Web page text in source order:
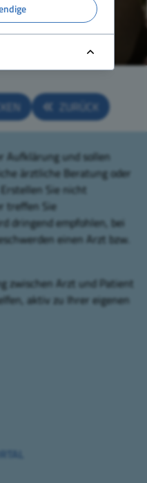
ZURÜCK
Aufklärung und sollen
ärztliche Beratung oder
Sie nicht
treffen Sie
dringend empfohlen, bei
einen Arzt bzw.
zwischen Arzt und Patient
aktiv zu Ihrer eigenen